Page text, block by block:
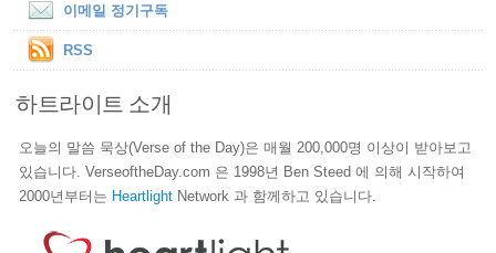
이메일 정기구독
RSS
하트라이트 소개
오늘의 말씀 묵상(Verse of the Day)은 매월 200,000명 이상이 받아보고
있습니다. VerseoftheDay.com 은 1998년 Ben Steed 에 의해 시작하여
2000년부터는 Heartlight Network 과 함께하고 있습니다.